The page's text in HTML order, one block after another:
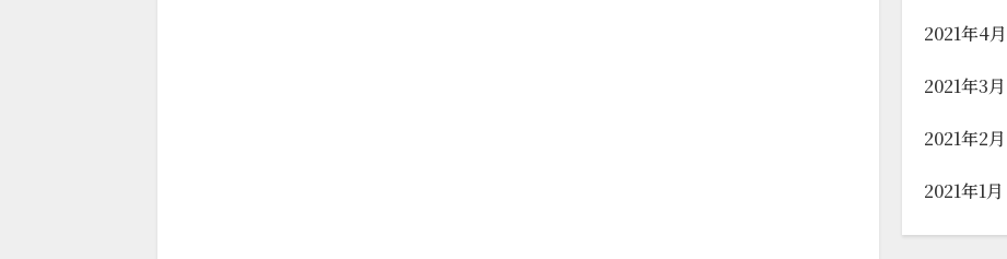
2021年4月
2021年3月
2021年2月
2021年1月